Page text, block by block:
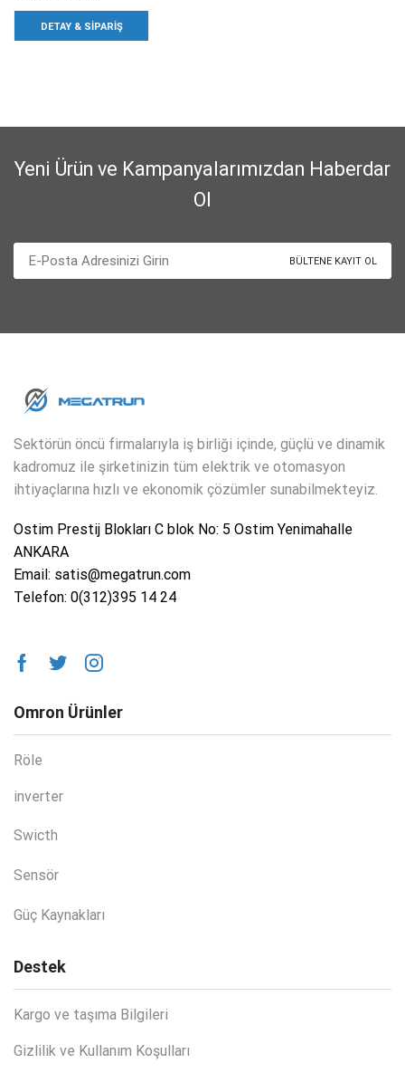
DETAY & SIPARIŞ
Yeni Ürün ve Kampanyalarımızdan Haberdar
Ol
Sektörün öncü firmalarıyla iş birliği içinde, güçlü ve dinamik
kadromuz ile şirketinizin tüm elektrik ve otomasyon
ihtiyaçlarına hızlı ve ekonomik çözümler sunabilmekteyiz.
Ostim Prestij Blokları C blok No: 5 Ostim Yenimahalle
ANKARA
Email: satis@megatrun.com
Telefon: 0(312)395 14 24
Omron Ürünler
Röle
inverter
Swicth
Sensör
Güç Kaynakları
Destek
Kargo ve taşıma Bilgileri
Gizlilik ve Kullanım Koşulları